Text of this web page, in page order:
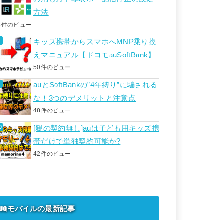
方法
のビュー
キッズ携帯からスマホへMNP乗り換
えマニュアル【ドコモauSoftBank】
50件のビュー
auとSoftBankの”4年縛り”に騙される
な！3つのデメリットと注意点
48件のビュー
[親の契約無し]auは子ども用キッズ携
帯だけで単独契約可能か?
42件のビュー
モバイルの最新記事